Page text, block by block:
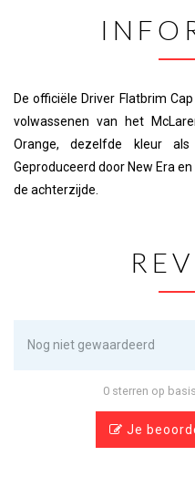
De officiële Driver Flatbrim
volwassenen van het
Orange, dezelfde kleur
Geproduceerd door New Era
de achterzijde.
Nog niet gewaardeerd
0 sterren op
Je